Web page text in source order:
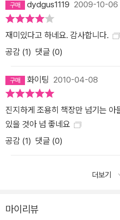
dydgus1119 2009-10-06
재미있다고 하네요. 감사합니다.
공감 (1) 댓글 (0)
화이팅 2010-04-08
진지하게 조용히 책장만 넘기는
있을 것아 넘 좋네요
공감 (1) 댓글 (0)
더보기
마이리뷰